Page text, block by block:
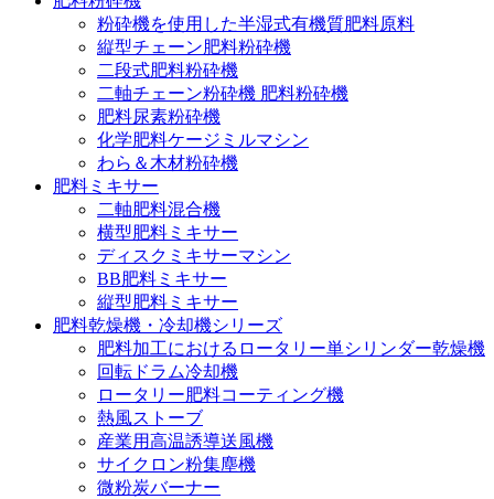
粉砕機を使用した半湿式有機質肥料原料
縦型チェーン肥料粉砕機
二段式肥料粉砕機
二軸チェーン粉砕機 肥料粉砕機
肥料尿素粉砕機
化学肥料ケージミルマシン
わら＆木材粉砕機
肥料ミキサー
二軸肥料混合機
横型肥料ミキサー
ディスクミキサーマシン
BB肥料ミキサー
縦型肥料ミキサー
肥料乾燥機・冷却機シリーズ
肥料加工におけるロータリー単シリンダー乾燥機
回転ドラム冷却機
ロータリー肥料コーティング機
熱風ストーブ
産業用高温誘導送風機
サイクロン粉集塵機
微粉炭バーナー